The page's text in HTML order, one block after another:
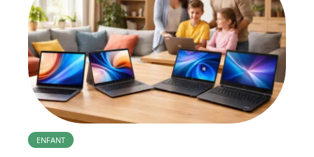
ENFANT